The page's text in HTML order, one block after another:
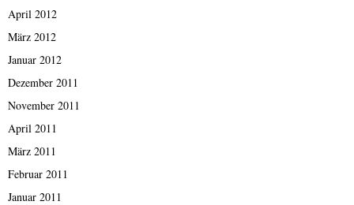
April 2012
März 2012
Januar 2012
Dezember 2011
November 2011
April 2011
März 2011
Februar 2011
Januar 2011